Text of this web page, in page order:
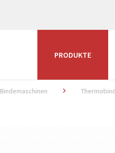
PRODUKTE
Bindemaschinen